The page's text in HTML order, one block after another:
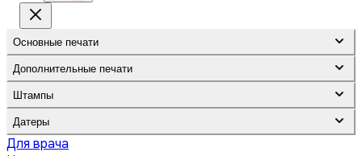
Основные печати
Дополнительные печати
Штампы
Датеры
Для врача